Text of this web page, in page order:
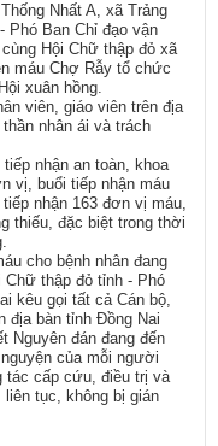
Nhất A, xã Trảng
Phó Ban Chỉ đạo vận
Hội Chữ thập đỏ xã
máu Chợ Rẫy tổ chức
xuân hồng.
viên, giáo viên trên địa
nhân ái và trách
nhận an toàn, khoa
vị, buổi tiếp nhận máu
nhận 163 đơn vị máu,
thiếu, đặc biệt trong thời
cho bệnh nhân đang
thập đỏ tỉnh - Phó
kêu gọi tất cả Cán bộ,
địa bàn tỉnh Đồng Nai
Nguyên đán đang đến
của mỗi người
tác cấp cứu, điều trị và
tục, không bị gián